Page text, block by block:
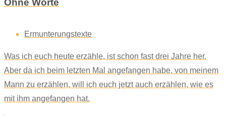
Ohne Worte
Ermunterungstexte
Was ich euch heute erzähle, ist schon fast drei Jahre her.
Aber da ich beim letzten Mal angefangen habe, von meinem
Mann zu erzählen, will ich euch jetzt auch erzählen, wie es
mit ihm angefangen hat.